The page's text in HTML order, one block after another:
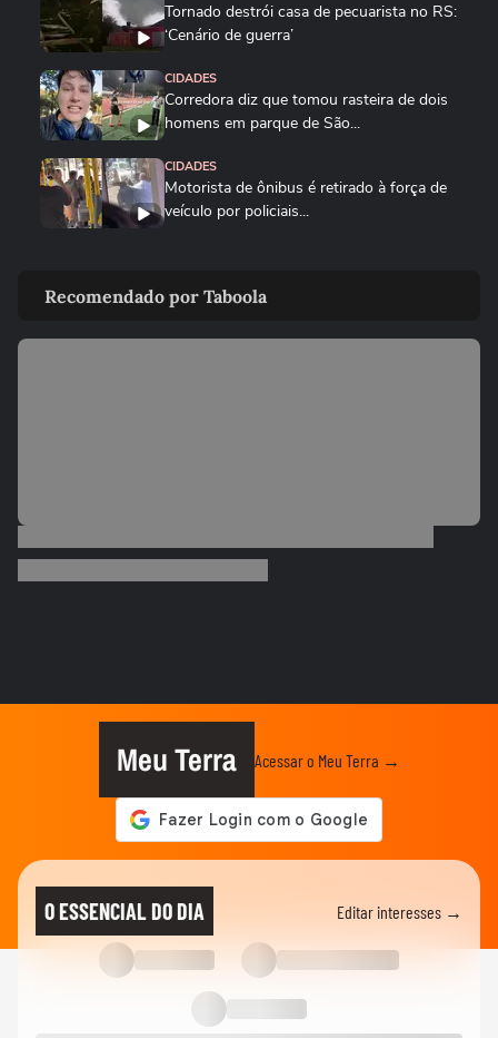
Tornado destrói casa de pecuarista no RS:
‘Cenário de guerra’
CIDADES
Corredora diz que tomou rasteira de dois
homens em parque de São...
CIDADES
Motorista de ônibus é retirado à força de
veículo por policiais...
briga entre vereadores no...
VIDA E ESTILO
afeta mais de 100 casas no RS
Carreta tomba e contêiner de 28
toneladas esmaga carro na Grande...
Carro fica pendurado em estacionamento
de prédio após motorista...
Após fim da greve, falha na CPTM
provoca lotação em estações de...
Recomendado por Taboola
Meu Terra Acessar o Meu Terra →
O ESSENCIAL DO DIA Editar interesses →